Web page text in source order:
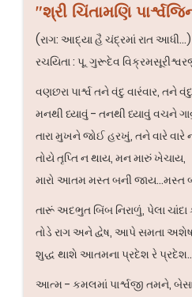
"શ્રી ચિંતામણિ
(રાગ: આદ્યા હૈ ચંદ્રમાં રાત આધી...)
રચયિતા : પૂ. ગુરૂદેવ
વણછરા પાર્શ્વ તને વંદુ વારંવાર, તને
મનથી ધ્યાવું - તનથી ધ્યાવું વચને
તારા મુખને જોઈ હરખું, તને વારે વારે
તોયે તૃપ્તિ ન થાય, મન મારું ખેચાય,
મારો આતમ મસ્ત બની જાય...મસ્ત
તારૂં અદભુત બિંબ નિરાળું, પેલા ચાંદા
તોડે રાગ અને દ્વેષ, આપે સમતા
શુદ્ધ થાશે આતમના પ્રદેશ રે
આત્મ - કમલમાં પાર્શ્વજી તમને,